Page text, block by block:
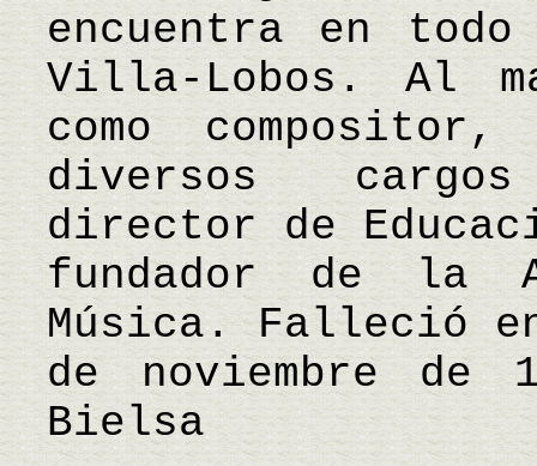
encuentra en
Villa-Lobos. Al
como compositor,
diversos
director de
fundador de la
Música. Falleció
de noviembre
Bielsa